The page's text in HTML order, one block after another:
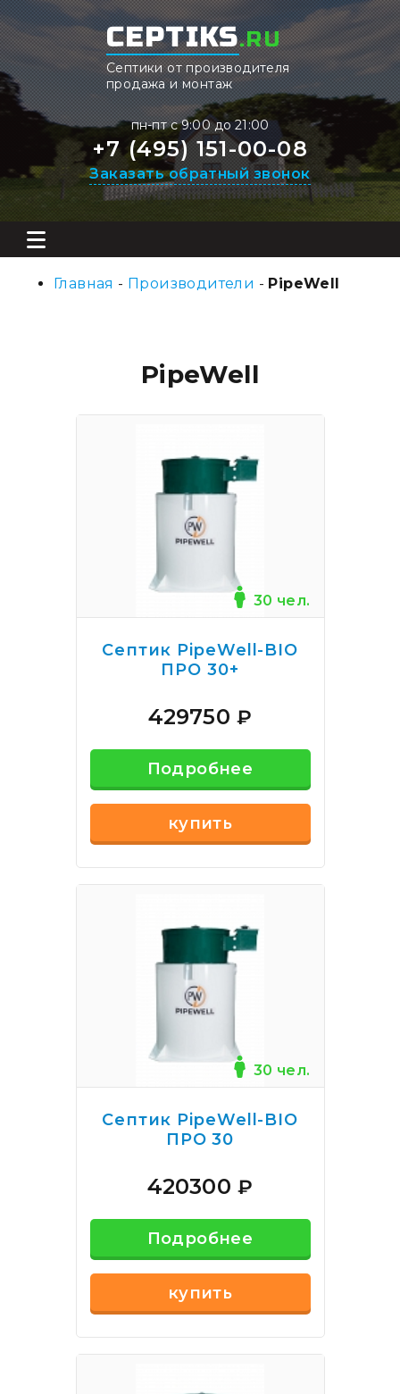
CEPTIKS.RU
Септики от производителя
продажа и монтаж
пн-пт с 9:00 до 21:00
+7 (495) 151-00-08
Заказать обратный звонок
Главная - Производители - PipeWell
PipeWell
30 чел.
Септик PipeWell-BIO
ПРО 30+
429750₽
Подробнее
купить
30 чел.
Септик PipeWell-BIO
ПРО 30
420300₽
Подробнее
купить